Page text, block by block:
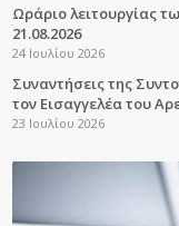
Ωράριο λειτουργίας
21.08.2026
24 Ιουλίου 2026
Συναντήσεις της
τον Εισαγγελέα του
23 Ιουλίου 2026